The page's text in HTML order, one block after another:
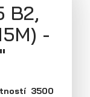
B2,
-
3500